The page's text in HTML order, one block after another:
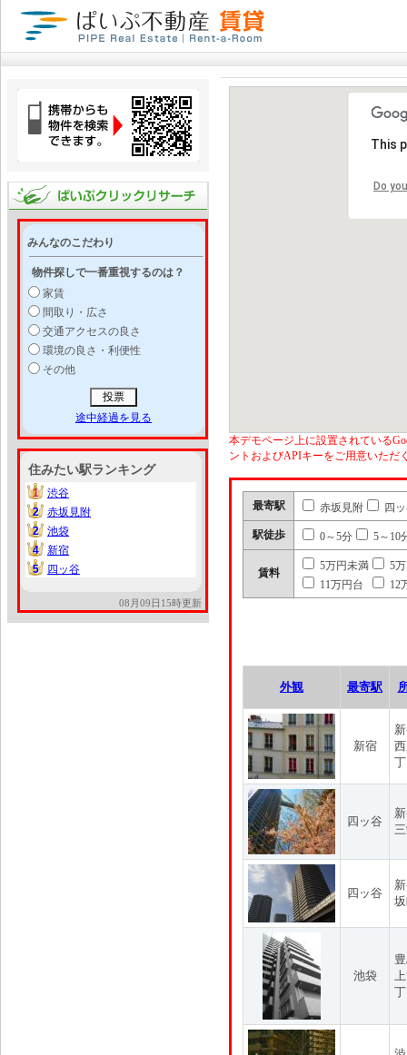
みんなのこだわり
物件探しで一番重視するのは？
家賃
間取り・広さ
交通アクセスの良さ
環境の良さ・利便性
その他
途中経過を見る
住みたい駅ランキング
1
1
渋谷
2
2
赤坂見附
2
2
池袋
4
4
新宿
5
5 四ッ谷
08月09日15時更新
This
Do
本デモページ上に設置されている
ントおよびAPIキーをご用意いただ
最寄駅 赤坂見附 四
駅徒歩 0～5分 5～10
賃料
5万円未満
5
11万円台
12
外観 最寄駅
新宿
四ッ谷
四ッ谷
池袋